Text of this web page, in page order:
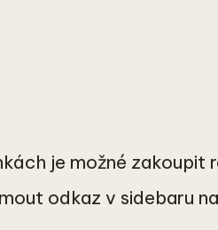
je možné zakoupit
odkaz v sidebaru